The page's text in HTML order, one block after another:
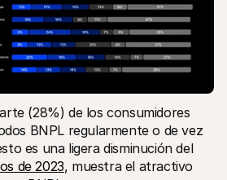
(28%) de los consumidores
BNPL regularmente o de vez
es una ligera disminución del
de 2023, muestra el atractivo